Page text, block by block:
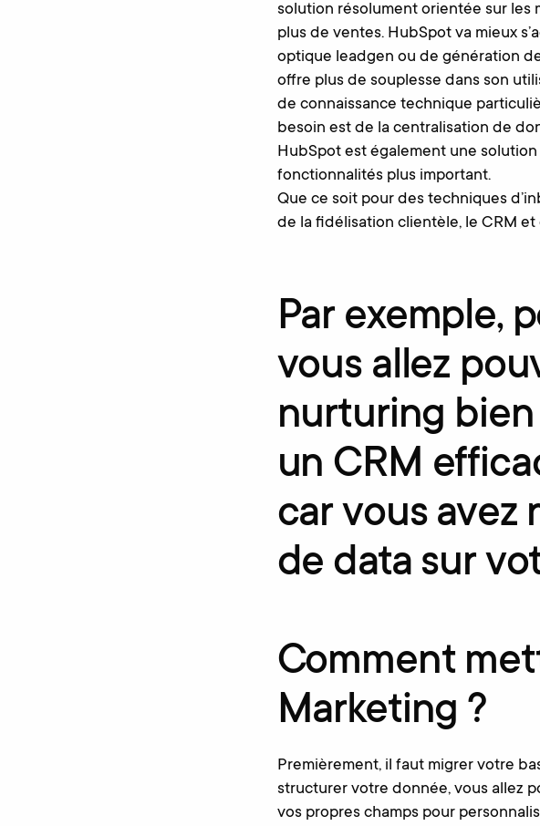
solution résolument orientée sur les
plus de ventes. HubSpot va mieux
optique leadgen ou de génération
offre plus de souplesse dans son
de connaissance technique
besoin est de la centralisation de
HubSpot est également une
fonctionnalités plus important.
Que ce soit pour des techniques
de la fidélisation clientèle, le CRM
Par exemple,
vous allez
nurturing
un CRM
car vous
de data sur
Comment
Marketing ?
Premièrement, il faut migrer votre
structurer votre donnée, vous allez
vos propres champs pour